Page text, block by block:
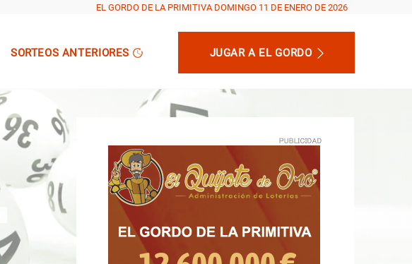
EL GORDO DE LA PRIMITIVA DOMINGO 11 DE ENERO DE 2026
SORTEOS ANTERIORES JUGAR A EL GORDO